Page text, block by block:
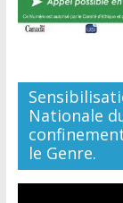
Nationale
le Genre.